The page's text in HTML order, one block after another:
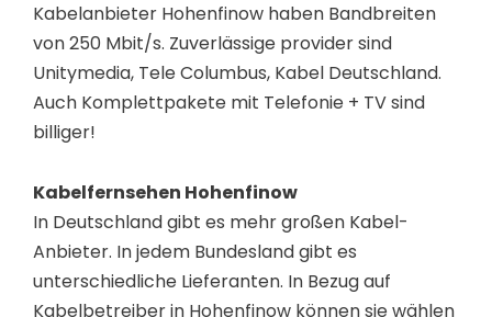
Kabelanbieter Hohenfinow haben Bandbreiten
von 250 Mbit/s. Zuverlässige provider sind
Unitymedia, Tele Columbus, Kabel Deutschland.
Auch Komplettpakete mit Telefonie + TV sind
billiger!
Kabelfernsehen Hohenfinow
In Deutschland gibt es mehr großen Kabel-
Anbieter. In jedem Bundesland gibt es
unterschiedliche Lieferanten. In Bezug auf
Kabelbetreiber in Hohenfinow können sie wählen